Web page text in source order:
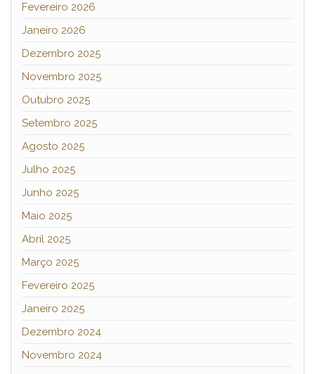
Fevereiro 2026
Janeiro 2026
Dezembro 2025
Novembro 2025
Outubro 2025
Setembro 2025
Agosto 2025
Julho 2025
Junho 2025
Maio 2025
Abril 2025
Março 2025
Fevereiro 2025
Janeiro 2025
Dezembro 2024
Novembro 2024